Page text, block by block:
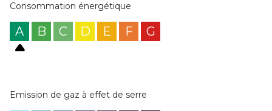
Consommation énergétique
A B C D E F G
Emission de gaz à effet de serre